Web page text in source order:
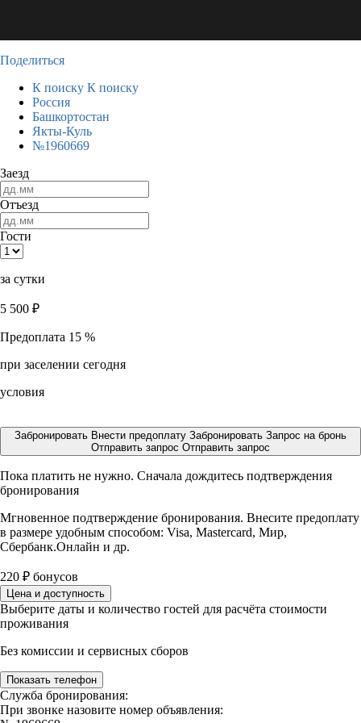
Поделиться
К поиску К поиску
Россия
Башкортостан
Якты-Куль
№1960669
Заезд
Отъезд
Гости
за сутки
5 500 ₽
Предоплата 15 %
при заселении сегодня
условия
Забронировать Внести предоплату Забронировать Запрос на бронь
Отправить запрос Отправить запрос
Пока платить не нужно. Сначала дождитесь подтверждения
бронирования
Мгновенное подтверждение бронирования. Внесите предоплату
в размере удобным способом: Visa, Mastercard, Мир,
Сбербанк.Онлайн и др.
220 ₽ бонусов
Цена и доступность
Выберите даты и количество гостей для расчёта стоимости
проживания
Без комиссии и сервисных сборов
Показать телефон
Служба бронирования:
При звонке назовите номер объявления: